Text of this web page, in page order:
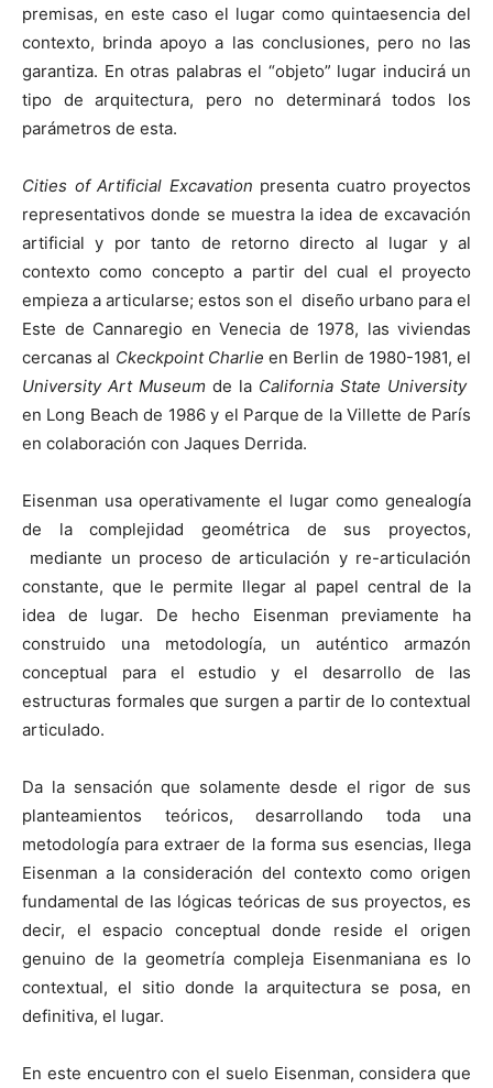
premisas, en este caso el lugar como quintaesencia del
contexto, brinda apoyo a las conclusiones, pero no las
garantiza. En otras palabras el “objeto” lugar inducirá un
tipo de arquitectura, pero no determinará todos los
parámetros de esta.
Cities of Artificial Excavation presenta cuatro proyectos
representativos donde se muestra la idea de excavación
artificial y por tanto de retorno directo al lugar y al
contexto como concepto a partir del cual el proyecto
empieza a articularse; estos son el diseño urbano para el
Este de Cannaregio en Venecia de 1978, las viviendas
cercanas al Ckeckpoint Charlie en Berlin de 1980-1981, el
University Art Museum de la California State University
en Long Beach de 1986 y el Parque de la Villette de París
en colaboración con Jaques Derrida.
Eisenman usa operativamente el lugar como genealogía
de la complejidad geométrica de sus proyectos,
mediante un proceso de articulación y re-articulación
constante, que le permite llegar al papel central de la
idea de lugar. De hecho Eisenman previamente ha
construido una metodología, un auténtico armazón
conceptual para el estudio y el desarrollo de las
estructuras formales que surgen a partir de lo contextual
articulado.
Da la sensación que solamente desde el rigor de sus
planteamientos teóricos, desarrollando toda una
metodología para extraer de la forma sus esencias, llega
Eisenman a la consideración del contexto como origen
fundamental de las lógicas teóricas de sus proyectos, es
decir, el espacio conceptual donde reside el origen
genuino de la geometría compleja Eisenmaniana es lo
contextual, el sitio donde la arquitectura se posa, en
definitiva, el lugar.
En este encuentro con el suelo Eisenman, considera que